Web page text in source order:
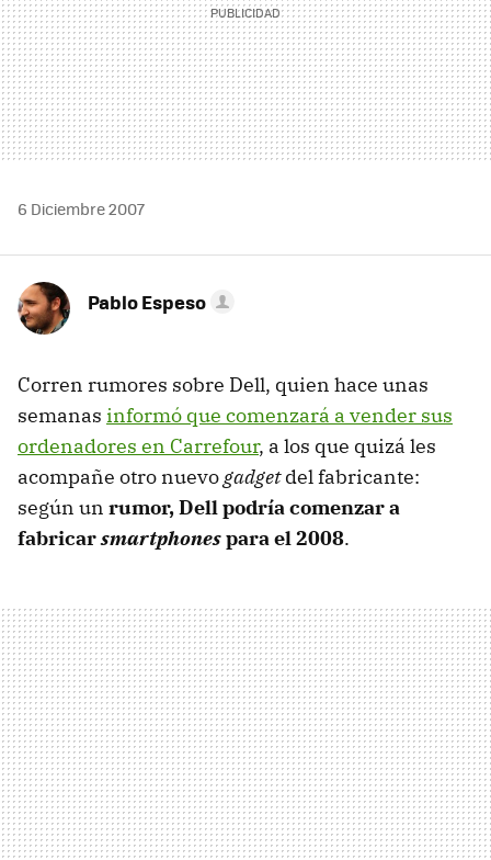
6 Diciembre 2007
Pablo Espeso
Corren rumores sobre Dell, quien hace unas
semanas informó que comenzará a vender sus
ordenadores en Carrefour, a los que quizá les
acompañe otro nuevogadgetdel fabricante:
según un rumor, Dell podría comenzar a
fabricarsmartphonespara el 2008.